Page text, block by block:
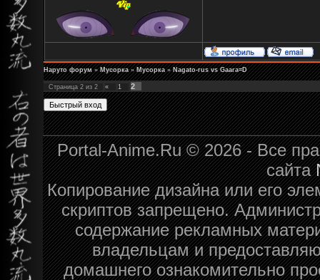
Наруто форум » Мусорка » Мусорка » Nagato-rus vs Gaara=D
Страница 2 из 2 « 1 2
Portal-Anime.Ru © 2026 - Все
сайта
Копирование дизайна или его
скриптов запрещено.
содержание рекламных
владельцам и
домашнего ознакомительно